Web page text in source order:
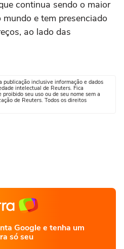
continua sendo o maior
e tem presenciado
ao lado das
publicação inclusive informação e dados
intelectual de Reuters. Fica
proibido seu uso ou de seu nome sem a
de Reuters. Todos os direitos
Google e tenha um
só seu